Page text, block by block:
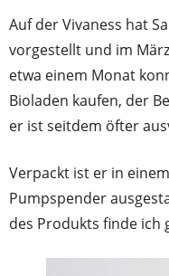
Auf der Vivaness hat
vorgestellt und im
etwa einem Monat
Bioladen kaufen, der
er ist seitdem öfter
Verpackt ist er in
Pumpspender
des Produkts finde ich